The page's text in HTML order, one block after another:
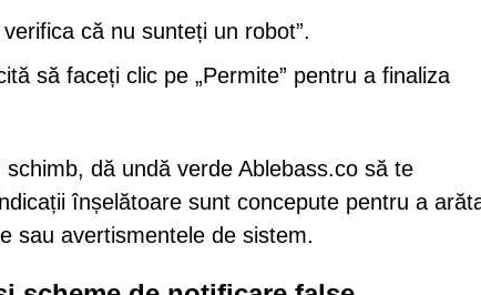
că nu sunteți un robot”.
să faceți clic pe „Permite” pentru a finaliza
dă undă verde Ablebass.co să te
înșelătoare sunt concepute pentru a
sau avertismentele de sistem.